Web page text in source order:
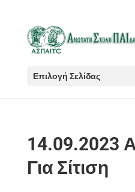
Επιλογή Σελίδας
14.09.2023
Για Σίτιση